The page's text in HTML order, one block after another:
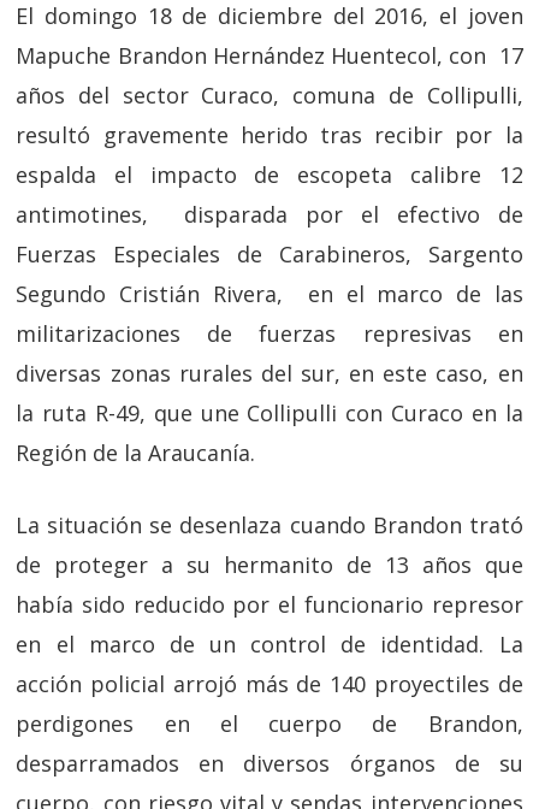
El domingo 18 de diciembre del 2016, el joven
Mapuche Brandon Hernández Huentecol, con 17
años del sector Curaco, comuna de Collipulli,
resultó gravemente herido tras recibir por la
espalda el impacto de escopeta calibre 12
antimotines, disparada por el efectivo de
Fuerzas Especiales de Carabineros, Sargento
Segundo Cristián Rivera, en el marco de las
militarizaciones de fuerzas represivas en
diversas zonas rurales del sur, en este caso, en
la ruta R-49, que une Collipulli con Curaco en la
Región de la Araucanía.
La situación se desenlaza cuando Brandon trató
de proteger a su hermanito de 13 años que
había sido reducido por el funcionario represor
en el marco de un control de identidad. La
acción policial arrojó más de 140 proyectiles de
perdigones en el cuerpo de Brandon,
desparramados en diversos órganos de su
cuerpo, con riesgo vital y sendas intervenciones